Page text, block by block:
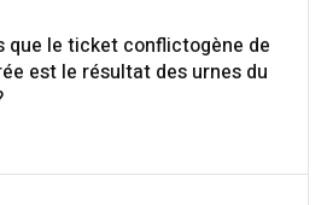
que le ticket conflictogène de
est le résultat des urnes du